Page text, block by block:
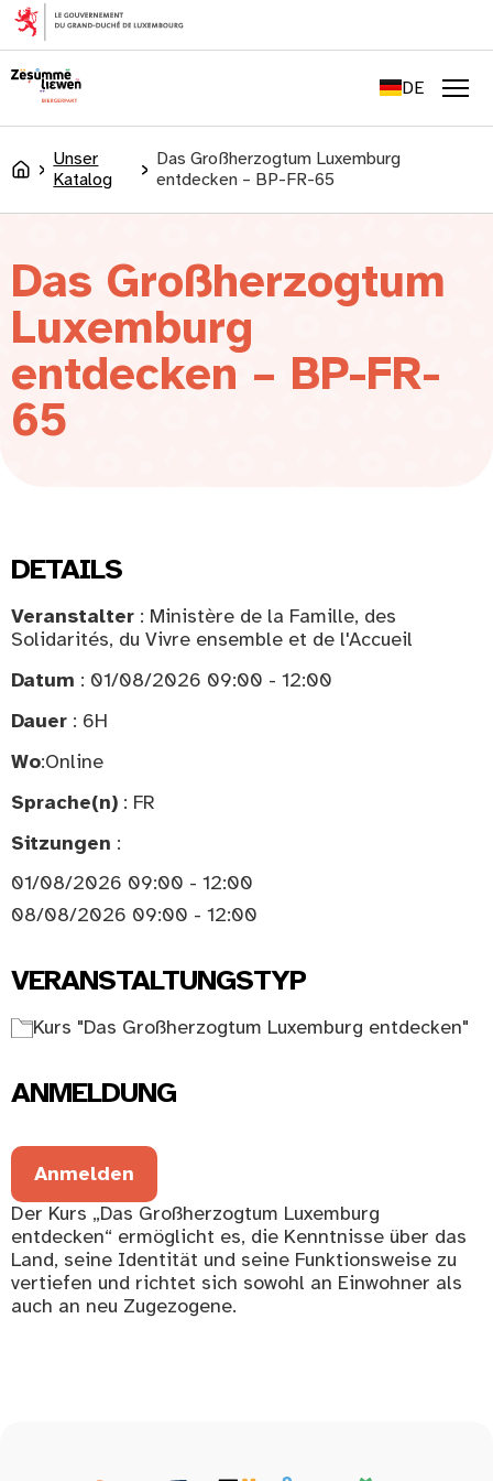
springen
DE
LU
Accueil
Unser
Katalog
Das Großherzogtum Luxemburg
entdecken – BP-FR-65
Das Großherzogtum
Luxemburg
entdecken – BP-FR-
65
DETAILS
Veranstalter : Ministère de la Famille, des
Solidarités, du Vivre ensemble et de l'Accueil
Datum : 01/08/2026 09:00 - 12:00
Dauer : 6H
Wo:Online
Sprache(n) : FR
Sitzungen :
01/08/2026 09:00 - 12:00
08/08/2026 09:00 - 12:00
VERANSTALTUNGSTYP
Kurs "Das Großherzogtum Luxemburg entdecken"
ANMELDUNG
Anmelden
Der Kurs „Das Großherzogtum Luxemburg
entdecken“ ermöglicht es, die Kenntnisse über das
Land, seine Identität und seine Funktionsweise zu
vertiefen und richtet sich sowohl an Einwohner als
auch an neu Zugezogene.